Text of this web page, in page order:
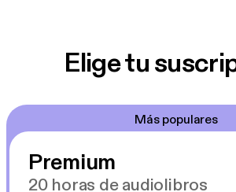
Elige tu
Más populares
Premium
20 horas de audiolibros